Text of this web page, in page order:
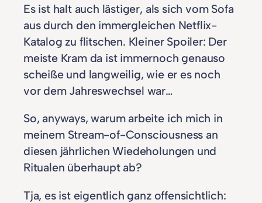
Es ist halt auch lästiger, als sich vom Sofa
aus durch den immergleichen Netflix-
Katalog zu flitschen. Kleiner Spoiler: Der
meiste Kram da ist immernoch genauso
scheiße und langweilig, wie er es noch
vor dem Jahreswechsel war…
So, anyways, warum arbeite ich mich in
meinem Stream-of-Consciousness an
diesen jährlichen Wiedeholungen und
Ritualen überhaupt ab?
Tja, es ist eigentlich ganz offensichtlich: